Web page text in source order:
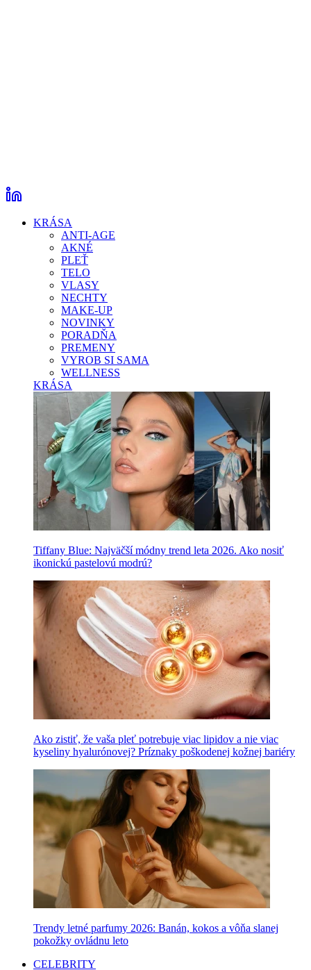
KRÁSA
ANTI-AGE
AKNÉ
PLEŤ
TELO
VLASY
NECHTY
MAKE-UP
NOVINKY
PORADŇA
PREMENY
VYROB SI SAMA
WELLNESS
KRÁSA
Tiffany Blue: Najväčší módny trend leta 2026. Ako nosiť
ikonickú pastelovú modrú?
Ako zistiť, že vaša pleť potrebuje viac lipidov a nie viac
kyseliny hyalurónovej? Príznaky poškodenej kožnej bariéry
Trendy letné parfumy 2026: Banán, kokos a vôňa slanej
pokožky ovládnu leto
CELEBRITY